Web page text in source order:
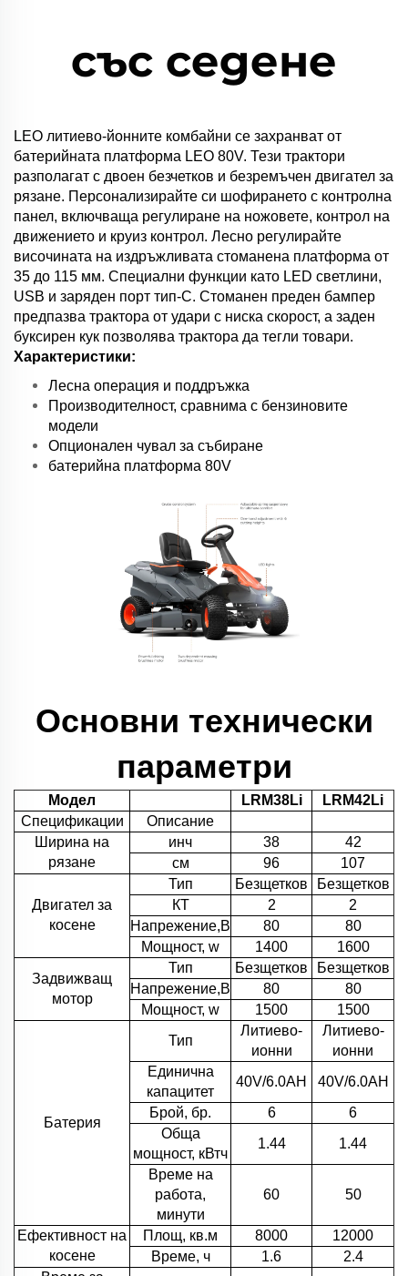
със седене
LEO литиево-йонните комбайни се захранват от
батерийната платформа LEO 80V. Тези трактори
разполагат с двоен безчетков и безремъчен двигател за
рязане. Персонализирайте си шофирането с контролнa
панел, включваща регулиране на ножовете, контрол на
движението и круиз контрол. Лесно регулирайте
височината на издръжливата стоманена платформа от
35 до 115 мм. Специални функции като LED светлини,
USB и заряден порт тип-C. Стоманен преден бампер
предпазва трактора от удари с ниска скорост, а заден
буксирен кук позволява трактора да тегли товари.
Характеристики:
Лесна операция и поддръжка
Производителност, сравнима с бензиновите
модели
Опционален чувал за събиране
батерийна платформа 80V
Основни технически
параметри
Модел LRM38Li
LRM42Li
Спецификации
Описание
Ширина на
рязане
инч 38
42
см
96 107
Двигател за
косене
Тип Безщетков
Безщетков
КТ
2
2
Напрежение,В
80
80
Мощност, w
1400 1600
Задвижващ
мотор
Тип Безщетков
Безщетков
Напрежение,В
80
80
Мощност, w
1500 1500
Батерия
Тип
Литиево-
ионни
Литиево-
ионни
Единична
капацитет
40V/6.0AH
40V/6.0AH
Брой, бр.
6
6
Обща
мощност, кВтч
1.44
1.44
Време на
работа,
минути
60 50
Ефективност на
косене
Площ, кв.м 8000
12000
Време, ч
1.6
2.4